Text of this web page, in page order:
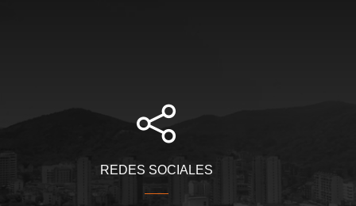
REDES SOCIALES